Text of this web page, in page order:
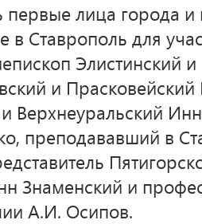
первые лица города
в Ставрополь для
Элистинский
и
Верхнеуральский
преподававший в
Знаменский и
А.И. Осипов.